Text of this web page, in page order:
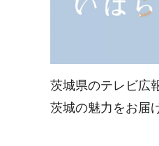
茨城県のテレビ広
茨城の魅力をお届